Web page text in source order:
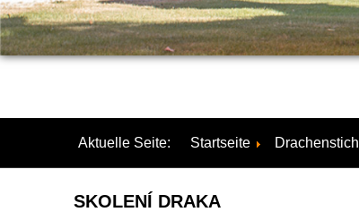
Aktuelle Seite: Startseite Drachenstich
SKOLENÍ DRAKA